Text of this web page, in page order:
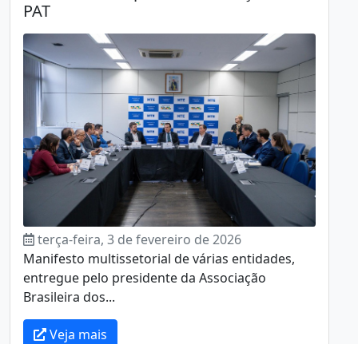
PAT
terça-feira, 3 de fevereiro de 2026
Manifesto multissetorial de várias entidades,
entregue pelo presidente da Associação
Brasileira dos...
Veja mais